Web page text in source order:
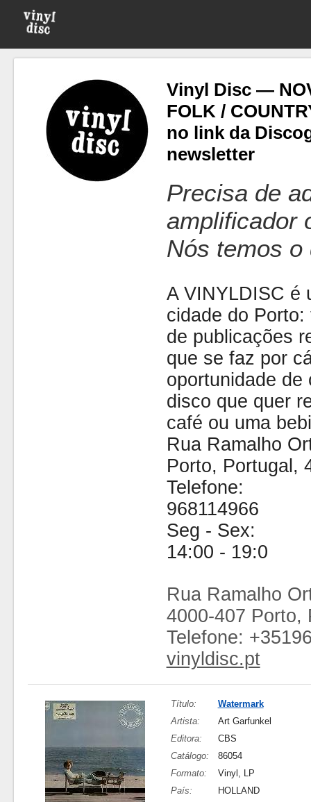
Vinyl Disc —
FOLK /
no link da
newsletter
Precisa de
amplificador
Nós temos o
A VINYLDISC é
cidade do
de publicações
que se faz por
oportunidade de
disco que quer
café ou uma
Rua Ramalho
Porto, Portugal,
Telefone:
968114966
Seg - Sex:
14:00 - 19:0
Rua Ramalho
4000-407 Porto,
Telefone:
vinyldisc.pt
Título:
Watermark
Artista:
Art Garfunkel
Editora:
CBS
Catálogo:
86054
Formato:
Vinyl, LP
País:
HOLLAND